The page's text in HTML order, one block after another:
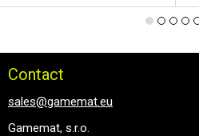
Contact
sales@gamemat.eu
Gamemat, s.r.o.